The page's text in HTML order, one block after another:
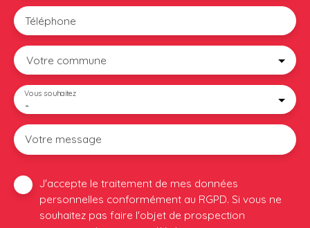
Téléphone
Votre commune
-
Vous souhaitez
Votre message
J'accepte le traitement de mes données
personnelles conformément au RGPD. Si vous ne
souhaitez pas faire l'objet de prospection